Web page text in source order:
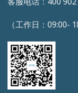
（工作日：09:00-